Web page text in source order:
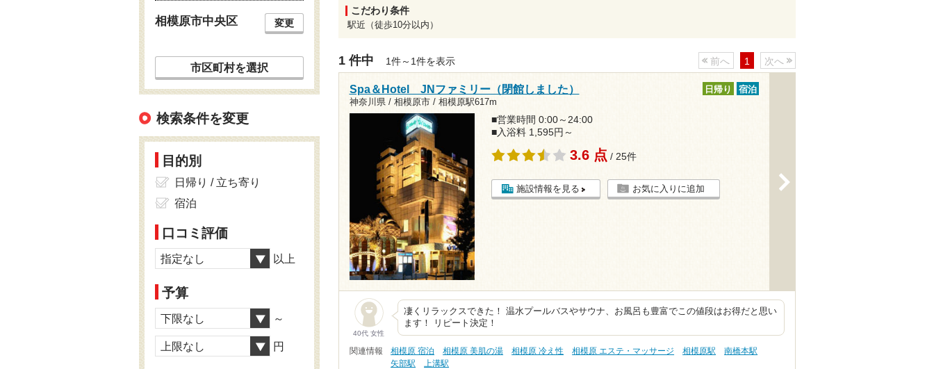
こだわり条件
駅近（徒歩10分以内）
1 件中 1件～1件を表示 前へ 1 次へ
Spa＆Hotel JNファミリー（閉館しました）
神奈川県 / 相模原市 / 相模原駅617m
日帰り 宿泊
■営業時間 0:00～24:00
■入浴料 1,595円～
3.6 点 / 25件
施設情報を見る お気に入りに追加
40代 女性
凄くリラックスできた！ 温水プールバスやサウナ、お風呂も豊富でこの値段はお得だと思い
ます！ リピート決定！
関連情報 相模原 宿泊 相模原 美肌の湯 相模原 冷え性 相模原 エステ・マッサージ 相模原駅
南橋本駅
矢部駅
上溝駅
相模原市中央区 変更
市区町村を選択
検索条件を変更
目的別
日帰り / 立ち寄り
宿泊
口コミ評価
指定なし 以上
予算
下限なし ～
上限なし 円